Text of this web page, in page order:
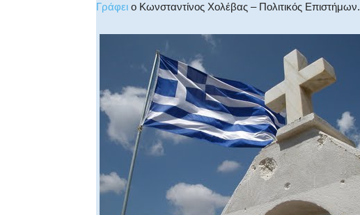
Γράφει ο Κωνσταντίνος Χολέβας – Πολιτικός Επιστήμων.